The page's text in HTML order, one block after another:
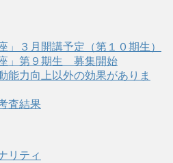
」３月開講予定（第１０期生）
」第９期生 募集開始
能力向上以外の効果がありま
査結果
リティ